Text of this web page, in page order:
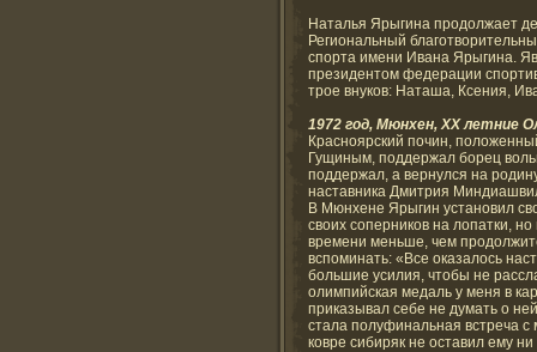
Наталья Ярыгина продолжает
Региональный
спорта имени Ивана Ярыгина.
президентом федерации
трое внуков: Наташа, Ксения,
1972 год, Мюнхен, XX летние
Красноярский почин,
Гущиным, поддержал борец
поддержал, а вернулся на
наставника Дмитрия
В Мюнхене Ярыгин установил
своих соперников на лопатки,
времени меньше, чем
вспоминать: «Все оказалось
большие усилия, чтобы не
олимпийская медаль у меня в
приказывал себе не думать о
стала полуфинальная встреча
ковре сибиряк не оставил ему